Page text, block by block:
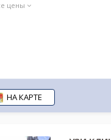
цены
НА КАРТЕ